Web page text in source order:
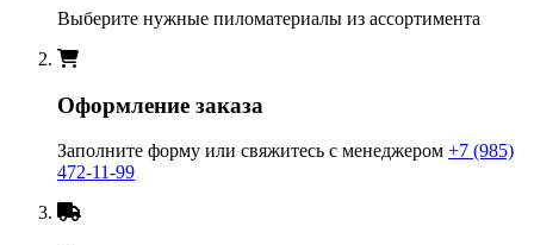
Выберите нужные пиломатериалы из ассортимента
Оформление заказа
Заполните форму или свяжитесь с менеджером +7 (985)
472-11-99